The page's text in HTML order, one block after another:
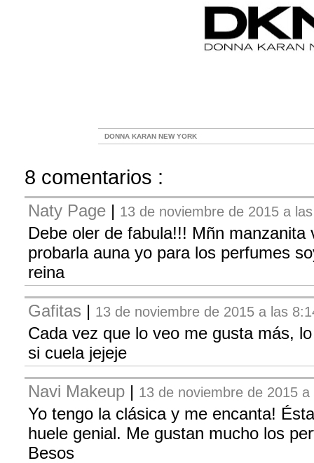
DONNA KARAN NEW YORK
8 comentarios :
Naty Page | 13 de noviembre de 2015 a
Debe oler de fabula!!! Mñn manzanita
probarla auna yo para los perfumes
reina
Gafitas | 13 de noviembre de 2015 a las
Cada vez que lo veo me gusta más,
si cuela jejeje
Navi Makeup | 13 de noviembre de 2015 a
Yo tengo la clásica y me encanta!
huele genial. Me gustan mucho los
Besos